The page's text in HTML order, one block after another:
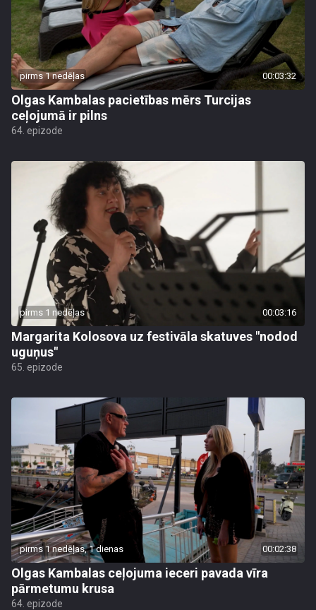
pirms 1 nedēļas 00:03:32
Olgas Kambalas pacietības mērs Turcijas
ceļojumā ir pilns
64. epizode
pirms 1 nedēļas 00:03:16
Margarita Kolosova uz festivāla skatuves "nodod
uguņus"
65. epizode
pirms 1 nedēļas, 1 dienas 00:02:38
Olgas Kambalas ceļojuma ieceri pavada vīra
pārmetumu krusa
64. epizode